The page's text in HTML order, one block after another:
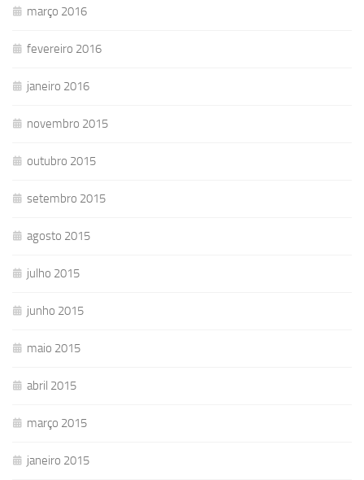
março 2016
fevereiro 2016
janeiro 2016
novembro 2015
outubro 2015
setembro 2015
agosto 2015
julho 2015
junho 2015
maio 2015
abril 2015
março 2015
janeiro 2015